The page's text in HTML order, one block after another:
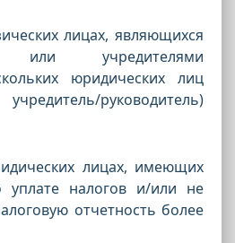
лицах, являющихся
или учредителями
юридических лиц
руководитель)
лицах, имеющих
уплате налогов и/или не
отчетность более